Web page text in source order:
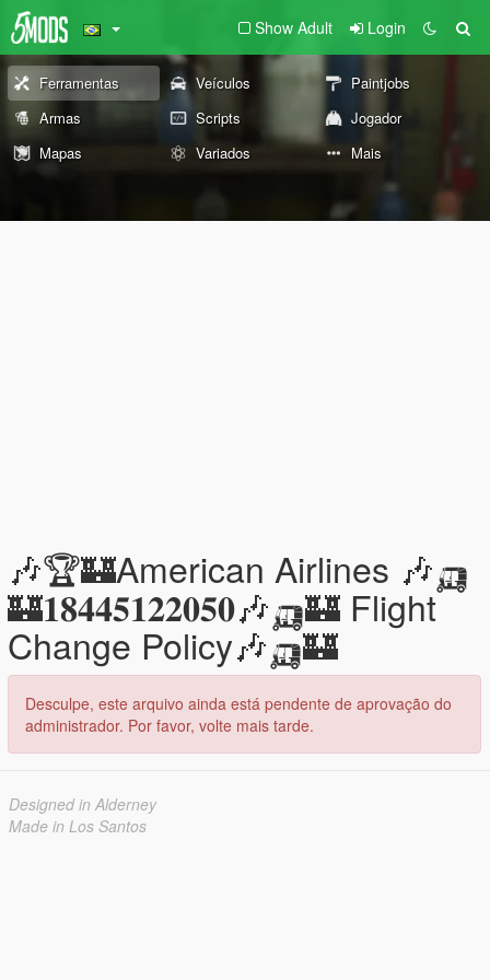
Show Adult Login
Ferramentas Veículos
Paintjobs
Armas
Scripts
Jogador
Mapas
Variados Mais
🎶🏆🏰American Airlines 🎶🛺
🏰𝟏𝟖𝟒𝟒𝟓𝟏𝟐𝟐𝟎𝟓𝟎🎶🛺🏰 Flight
Change Policy🎶🛺🏰
Desculpe, este arquivo ainda está pendente de aprovação do
administrador. Por favor, volte mais tarde.
Designed in Alderney
Made in Los Santos